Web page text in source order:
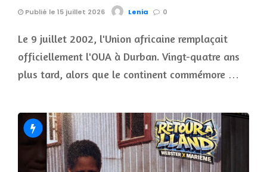
Publié le 15 juillet 2026 Lenia 0
Le 9 juillet 2002, l'Union africaine remplaçait
officiellement l'OUA à Durban. Vingt-quatre ans
plus tard, alors que le continent commémore …